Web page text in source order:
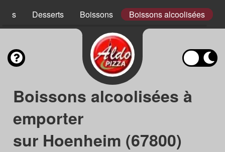
Desserts Boissons Boissons alcoolisées
Boissons alcoolisées à
emporter
sur Hoenheim (67800)